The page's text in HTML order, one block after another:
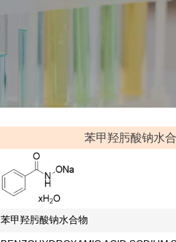
苯甲羟肟酸钠水
苯甲羟肟酸钠水合物